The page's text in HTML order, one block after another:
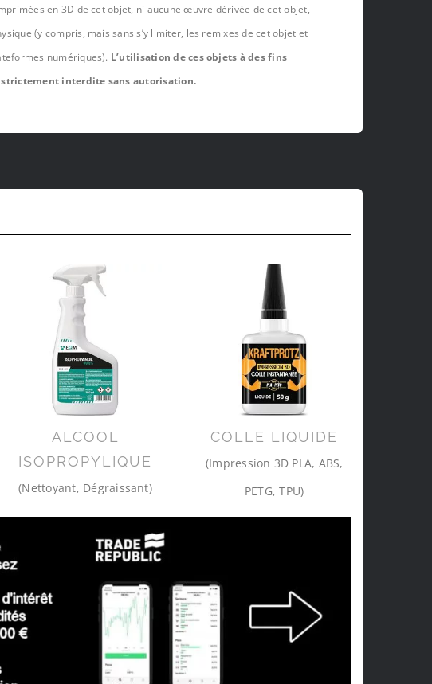
en 3D de cet objet, ni aucune œuvre dérivée de cet objet,
(y compris, mais sans s’y limiter, les remixes de cet objet et
numériques). L’utilisation de ces objets à des fins
interdite sans autorisation.
ALCOOL
ISOPROPYLIQUE
(Nettoyant, Dégraissant)
COLLE LIQUIDE
(Impression 3D PLA, ABS,
PETG, TPU)